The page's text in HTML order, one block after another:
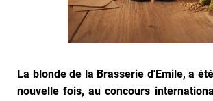
La blonde de la Brasserie d'Emile, a
nouvelle fois, au concours